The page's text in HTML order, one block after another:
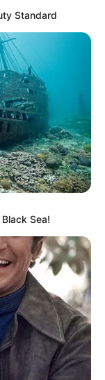
estrangular a su
Standard
Sea!